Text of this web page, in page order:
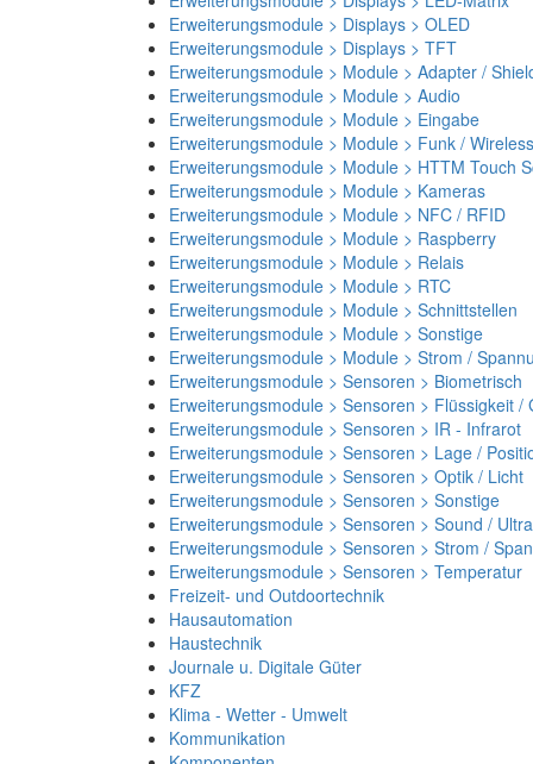
Erweiterungsmodule > Displays > OLED
Erweiterungsmodule > Displays > TFT
Erweiterungsmodule > Module > Adapter /
Erweiterungsmodule > Module > Audio
Erweiterungsmodule > Module > Eingabe
Erweiterungsmodule > Module > Funk / Wireless
Erweiterungsmodule > Module > HTTM Touch
Erweiterungsmodule > Module > Kameras
Erweiterungsmodule > Module > NFC / RFID
Erweiterungsmodule > Module > Raspberry
Erweiterungsmodule > Module > Relais
Erweiterungsmodule > Module > RTC
Erweiterungsmodule > Module > Schnittstellen
Erweiterungsmodule > Module > Sonstige
Erweiterungsmodule > Module > Strom /
Erweiterungsmodule > Sensoren > Biometrisch
Erweiterungsmodule > Sensoren > Flüssigkeit /
Erweiterungsmodule > Sensoren > IR - Infrarot
Erweiterungsmodule > Sensoren > Lage /
Erweiterungsmodule > Sensoren > Optik / Licht
Erweiterungsmodule > Sensoren > Sonstige
Erweiterungsmodule > Sensoren > Sound /
Erweiterungsmodule > Sensoren > Strom /
Erweiterungsmodule > Sensoren > Temperatur
Freizeit- und Outdoortechnik
Hausautomation
Haustechnik
Journale u. Digitale Güter
KFZ
Klima - Wetter - Umwelt
Kommunikation